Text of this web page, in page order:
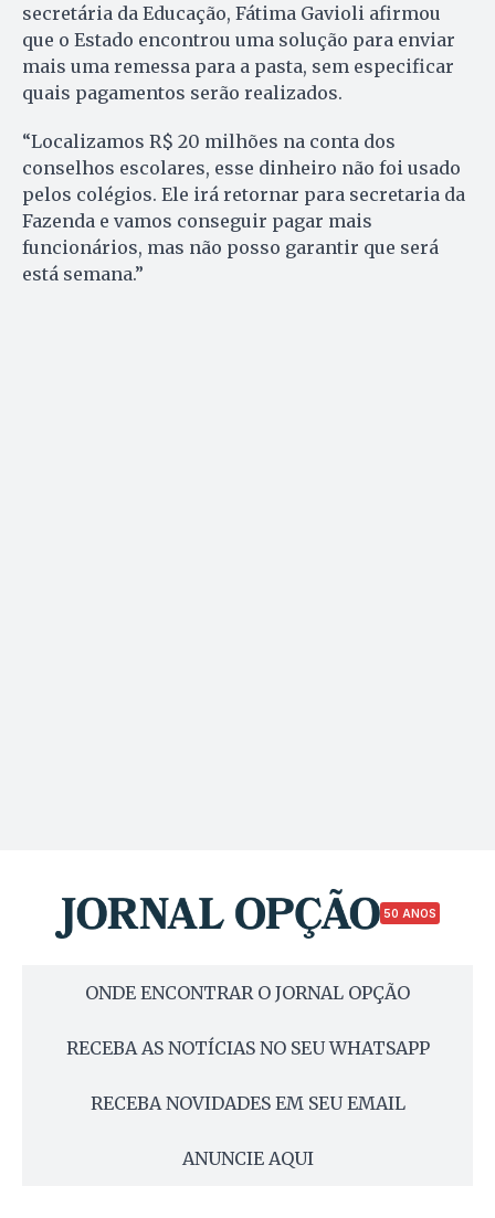
secretária da Educação, Fátima Gavioli afirmou
que o Estado encontrou uma solução para enviar
mais uma remessa para a pasta, sem especificar
quais pagamentos serão realizados.
“Localizamos R$ 20 milhões na conta dos
conselhos escolares, esse dinheiro não foi usado
pelos colégios. Ele irá retornar para secretaria da
Fazenda e vamos conseguir pagar mais
funcionários, mas não posso garantir que será
está semana.”
50 ANOS
ONDE ENCONTRAR O JORNAL OPÇÃO
RECEBA AS NOTÍCIAS NO SEU WHATSAPP
RECEBA NOVIDADES EM SEU EMAIL
ANUNCIE AQUI